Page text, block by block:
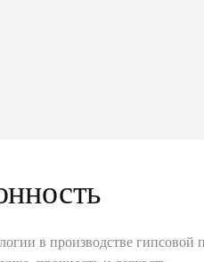
в производстве гипсовой